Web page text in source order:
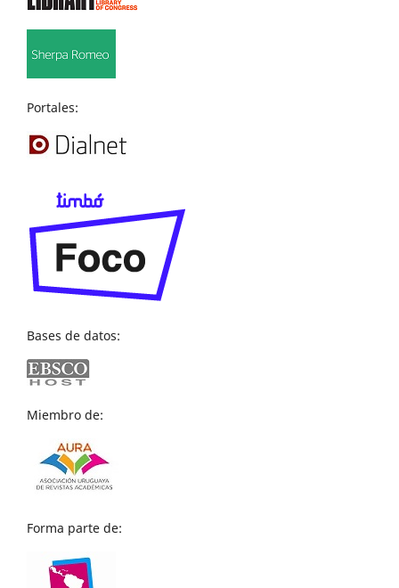
Portales:
Bases de datos:
Miembro de:
Forma parte de: